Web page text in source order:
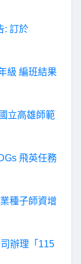
: 訂於
級 編班結果
立高雄師範
飛英任務
種子師資增
辦理「115